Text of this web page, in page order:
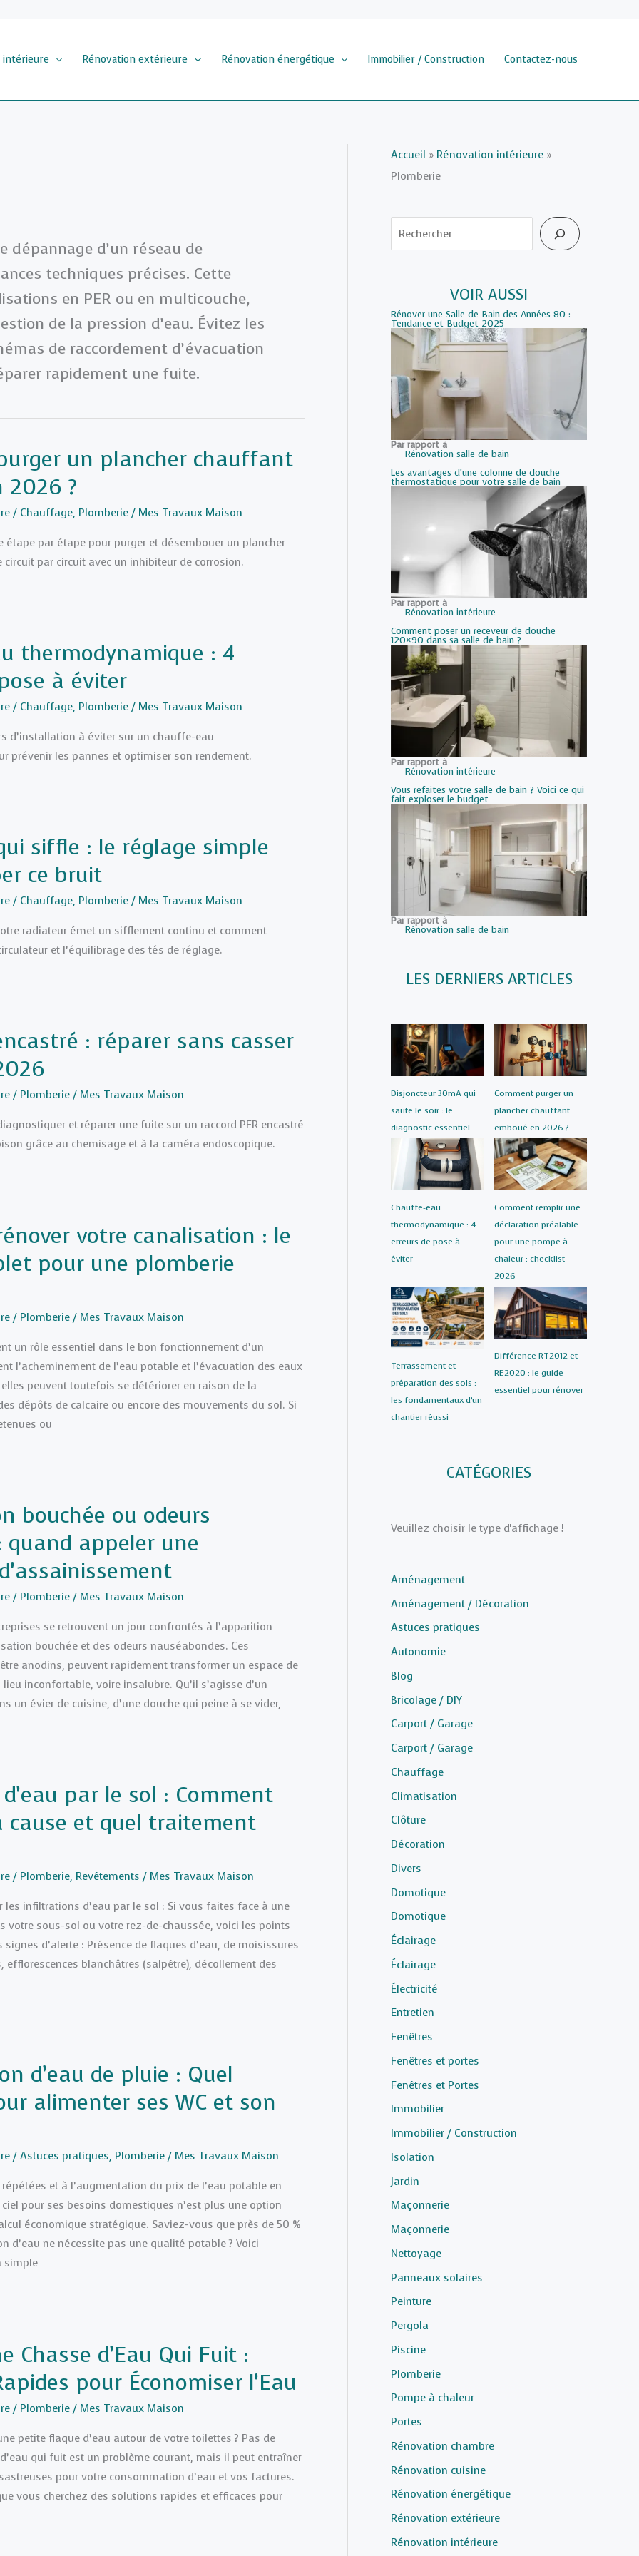
intérieure Rénovation extérieure Rénovation énergétique Immobilier / Construction Contactez-nous
dépannage d’un réseau de
techniques précises. Cette
en PER ou en multicouche,
de la pression d’eau. Évitez les
de raccordement d’évacuation
rapidement une fuite.
un plancher chauffant
2026 ?
/ Chauffage, Plomberie / Mes Travaux Maison
étape par étape pour purger et désembouer un plancher
par circuit avec un inhibiteur de corrosion.
thermodynamique : 4
à éviter
/ Chauffage, Plomberie / Mes Travaux Maison
d’installation à éviter sur un chauffe-eau
prévenir les pannes et optimiser son rendement.
siffle : le réglage simple
ce bruit
/ Chauffage, Plomberie / Mes Travaux Maison
radiateur émet un sifflement continu et comment
et l’équilibrage des tés de réglage.
: réparer sans casser
/ Plomberie / Mes Travaux Maison
et réparer une fuite sur un raccord PER encastré
grâce au chemisage et à la caméra endoscopique.
votre canalisation : le
pour une plomberie
/ Plomberie / Mes Travaux Maison
un rôle essentiel dans le bon fonctionnement d’un
l’acheminement de l’eau potable et l’évacuation des eaux
peuvent toutefois se détériorer en raison de la
dépôts de calcaire ou encore des mouvements du sol. Si
ou
bouchée ou odeurs
quand appeler une
/ Plomberie / Mes Travaux Maison
se retrouvent un jour confrontés à l’apparition
bouchée et des odeurs nauséabondes. Ces
anodins, peuvent rapidement transformer un espace de
inconfortable, voire insalubre. Qu’il s’agisse d’un
un évier de cuisine, d’une douche qui peine à se vider,
par le sol : Comment
cause et quel traitement
/ Plomberie, Revêtements / Mes Travaux Maison
les infiltrations d’eau par le sol : Si vous faites face à une
votre sous-sol ou votre rez-de-chaussée, voici les points
signes d’alerte : Présence de flaques d’eau, de moisissures
efflorescences blanchâtres (salpêtre), décollement des
d’eau de pluie : Quel
alimenter ses WC et son
/Astuces pratiques, Plomberie / Mes Travaux Maison
et à l’augmentation du prix de l’eau potable en
pour ses besoins domestiques n’est plus une option
économique stratégique. Saviez-vous que près de 50 %
d’eau ne nécessite pas une qualité potable ? Voici
simple
Chasse d’Eau Qui Fuit :
pour Économiser l’Eau
/ Plomberie / Mes Travaux Maison
petite flaque d’eau autour de votre toilettes ? Pas de
qui fuit est un problème courant, mais il peut entraîner
pour votre consommation d’eau et vos factures.
vous cherchez des solutions rapides et efficaces pour
Accueil » Rénovation intérieure »
Plomberie
Rechercher
VOIR AUSSI
Rénover une Salle de Bain des Années 80 :
Tendance et Budget 2025
Par rapport à
Rénovation salle de bain
Les avantages d’une colonne de douche
thermostatique pour votre salle de bain
Par rapport à
Rénovation intérieure
Comment poser un receveur de douche
120×90 dans sa salle de bain ?
Par rapport à
Rénovation intérieure
Vous refaites votre salle de bain ? Voici ce qui
fait exploser le budget
Par rapport à
Rénovation salle de bain
LES DERNIERS ARTICLES
Disjoncteur 30mA qui
saute le soir : le
diagnostic essentiel
Comment purger un
plancher chauffant
emboué en 2026 ?
Chauffe-eau
thermodynamique : 4
erreurs de pose à
éviter
Comment remplir une
déclaration préalable
pour une pompe à
chaleur : checklist
2026
Terrassement et
préparation des sols :
les fondamentaux d’un
chantier réussi
Différence RT2012 et
RE2020 : le guide
essentiel pour rénover
CATÉGORIES
Veuillez choisir le type d'affichage !
Aménagement
Aménagement / Décoration
Astuces pratiques
Autonomie
Blog
Bricolage / DIY
Carport / Garage
Carport / Garage
Chauffage
Climatisation
Clôture
Décoration
Divers
Domotique
Domotique
Éclairage
Éclairage
Électricité
Entretien
Fenêtres
Fenêtres et portes
Fenêtres et Portes
Immobilier
Immobilier / Construction
Isolation
Jardin
Maçonnerie
Maçonnerie
Nettoyage
Panneaux solaires
Peinture
Pergola
Piscine
Plomberie
Pompe à chaleur
Portes
Rénovation chambre
Rénovation cuisine
Rénovation énergétique
Rénovation extérieure
Rénovation intérieure